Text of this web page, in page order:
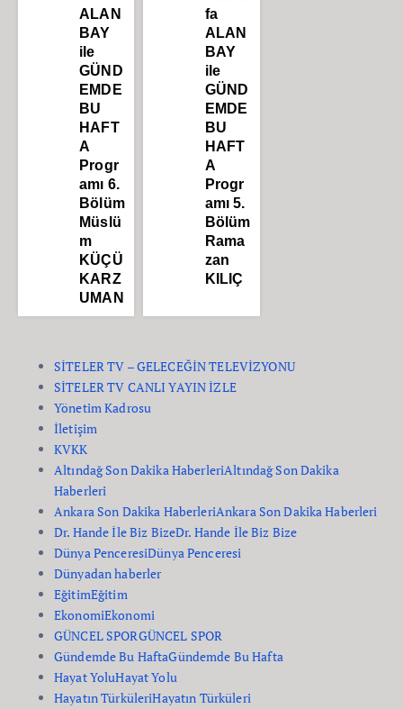
ALAN
BAY
ile
GÜND
EMDE
BU
HAFT
A
Progr
amı 6.
Bölüm
Müslü
m
KÜÇÜ
KARZ
UMAN
fa
ALAN
BAY
ile
GÜND
EMDE
BU
HAFT
A
Progr
amı 5.
Bölüm
Rama
zan
KILIÇ
SİTELER TV – GELECEĞİN TELEVİZYONU
SİTELER TV CANLI YAYIN İZLE
Yönetim Kadrosu
İletişim
KVKK
Altındağ Son Dakika HaberleriAltındağ Son Dakika
Haberleri
Ankara Son Dakika HaberleriAnkara Son Dakika Haberleri
Dr. Hande İle Biz BizeDr. Hande İle Biz Bize
Dünya PenceresiDünya Penceresi
Dünyadan haberler
EğitimEğitim
EkonomiEkonomi
GÜNCEL SPORGÜNCEL SPOR
Gündemde Bu HaftaGündemde Bu Hafta
Hayat YoluHayat Yolu
Hayatın TürküleriHayatın Türküleri